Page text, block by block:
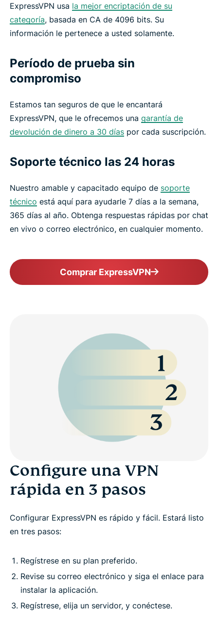
ExpressVPN usa la mejor encriptación de su
categoría, basada en CA de 4096 bits. Su
información le pertenece a usted solamente.
Período de prueba sin
compromiso
Estamos tan seguros de que le encantará
ExpressVPN, que le ofrecemos una garantía de
devolución de dinero a 30 días por cada suscripción.
Soporte técnico las 24 horas
Nuestro amable y capacitado equipo de soporte
técnico está aquí para ayudarle 7 días a la semana,
365 días al año. Obtenga respuestas rápidas por chat
en vivo o correo electrónico, en cualquier momento.
Comprar ExpressVPN
Configure una VPN
rápida en 3 pasos
Configurar ExpressVPN es rápido y fácil. Estará listo
en tres pasos:
Regístrese en su plan preferido.
Revise su correo electrónico y siga el enlace para
instalar la aplicación.
Regístrese, elija un servidor, y conéctese.